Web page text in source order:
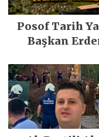
Posof Tarih
Başkan
Emeğiyle
Yılların En
Festivali